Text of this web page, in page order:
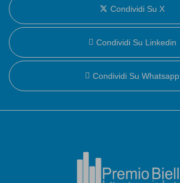
Condividi Su X
Condividi Su Linkedin
Condividi Su Whatsapp